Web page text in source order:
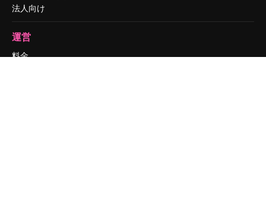
法人向け
運営
料金